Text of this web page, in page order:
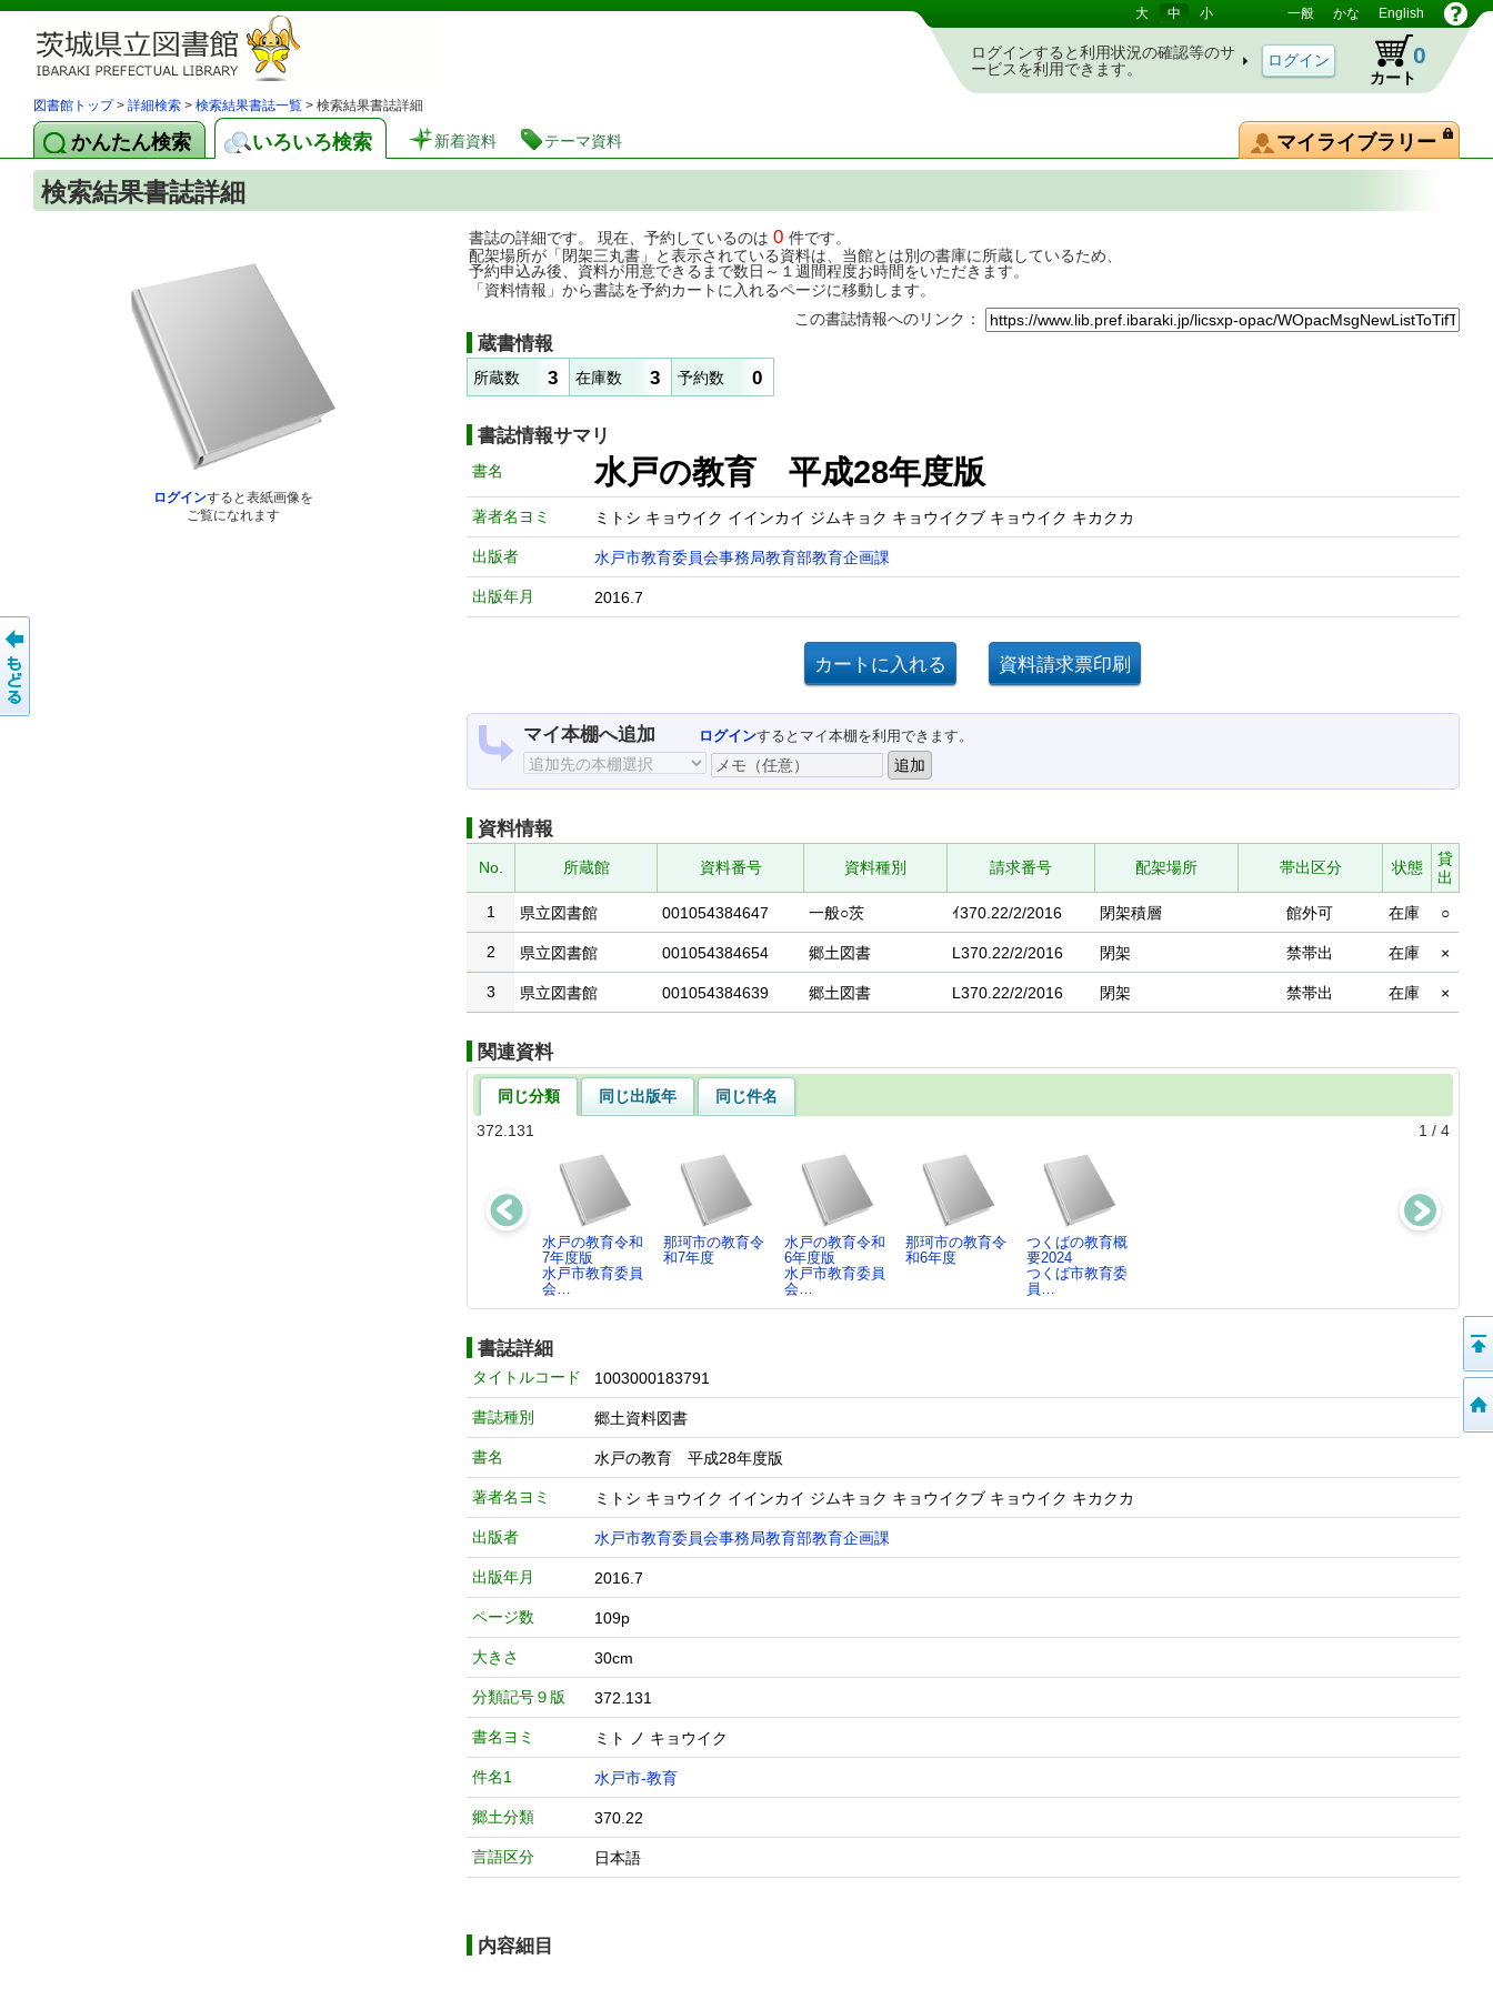
茨城県立図書館 蔵書検索・予約システム 大 中 小 一般 かな English
ログインすると利用状況の確認等のサ
ービスを利用できます。
カート
0
図書館トップ> 詳細検索 > 検索結果書誌一覧 > 検索結果書誌詳細
かんたん検索 いろいろ検索 新着資料 テーマ資料 マイライブラリー
検索結果書誌詳細
ログインすると表紙画像を
ご覧になれます
書誌の詳細です。 現在、予約しているのは 0 件です。
配架場所が「閉架三丸書」と表示されている資料は、当館とは別の書庫に所蔵しているため、
予約申込み後、資料が用意できるまで数日～１週間程度お時間をいただきます。
「資料情報」から書誌を予約カートに入れるページに移動します。
この書誌情報へのリンク：
蔵書情報
所蔵数 3 在庫数 3 予約数 0
書誌情報サマリ
書名 水戸の教育 平成28年度版
著者名ヨミ ミトシ キョウイク イインカイ ジムキョク キョウイクブ キョウイク キカクカ
出版者 水戸市教育委員会事務局教育部教育企画課
出版年月 2016.7
マイ本棚へ追加 ログインするとマイ本棚を利用できます。
資料情報
No. 所蔵館 資料番号 資料種別 請求番号 配架場所 帯出区分 状態
貸
出
1
県立図書館 001054384647 一般○茨 ｲ370.22/2/2016 閉架積層 館外可 在庫 ○
2 県立図書館 001054384654 郷土図書 L370.22/2/2016 閉架 禁帯出 在庫 ×
3 県立図書館 001054384639 郷土図書 L370.22/2/2016 閉架 禁帯出 在庫 ×
関連資料
同じ分類 同じ出版年
同じ件名
372.131
1 / 4
水戸の教育令和
7年度版
水戸市教育委員
会…
那珂市の教育令
和7年度
水戸の教育令和
6年度版
水戸市教育委員
会…
那珂市の教育令
和6年度
つくばの教育概
要2024
つくば市教育委
員…
書誌詳細
タイトルコード 1003000183791
書誌種別 郷土資料図書
書名 水戸の教育 平成28年度版
著者名ヨミ ミトシ キョウイク イインカイ ジムキョク キョウイクブ キョウイク キカクカ
出版者 水戸市教育委員会事務局教育部教育企画課
出版年月 2016.7
ページ数 109p
大きさ 30cm
分類記号９版 372.131
書名ヨミ ミト ノ キョウイク
件名1 水戸市-教育
郷土分類 370.22
言語区分 日本語
内容細目